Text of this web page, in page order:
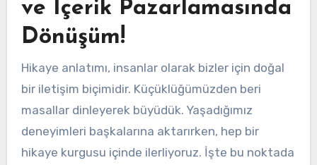
ve İçerik Pazarlamasında
Dönüşüm!
Hikaye anlatımı, insanlar olarak bizler için doğal
bir iletişim biçimidir. Küçüklüğümüzden beri
masallar dinleyerek büyüdük. Yaşadığımız
deneyimleri başkalarına aktarırken, hep bir
hikaye kurgusu içinde ilerliyoruz. İşte bu noktada